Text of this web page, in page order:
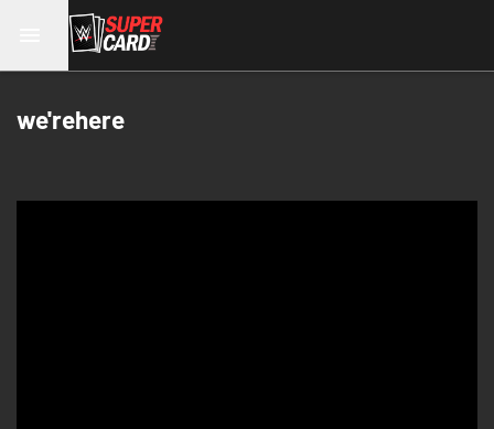
we'rehere